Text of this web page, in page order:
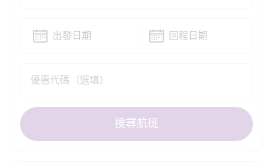
優惠代碼（選填）
出發日期 回程日期
搜尋航班